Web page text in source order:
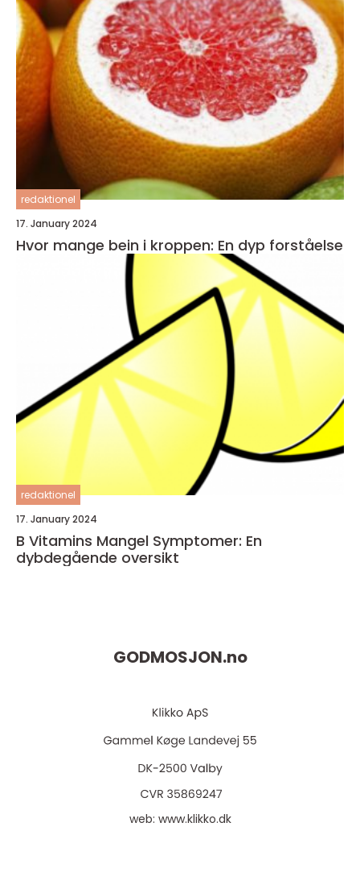
redaktionel
17. January 2024
Hvor mange bein i kroppen: En dyp forståelse
redaktionel
17. January 2024
B Vitamins Mangel Symptomer: En
dybdegående oversikt
GODMOSJON.no
web: www.klikko.dk